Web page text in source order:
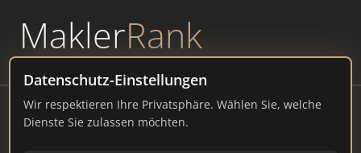
MaklerRank
powered byWAVEPOINT
Datenschutz-Einstellungen
Wir respektieren Ihre Privatsphäre. Wählen Sie, welche
Dienste Sie zulassen möchten.
Baulandgesellschaft